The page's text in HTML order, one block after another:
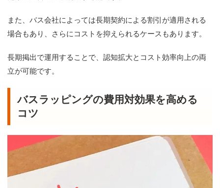
また、バス会社によっては長期契約による割引が適用される
場合もあり、さらにコストを抑えられるケースもあります。
長期掲出で運用することで、認知拡大とコスト効率向上の両
立が可能です。
バスラッピングの費用対効果を高める
コツ